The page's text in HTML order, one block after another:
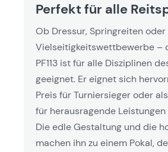
Perfekt für alle
Ob Dressur, Springreiten oder
Vielseitigkeitswettbewerbe –
PF113 ist für alle Disziplinen
geeignet. Er eignet sich
Preis für Turniersieger oder
für herausragende
Die edle Gestaltung und die
machen ihn zu einem Pokal,